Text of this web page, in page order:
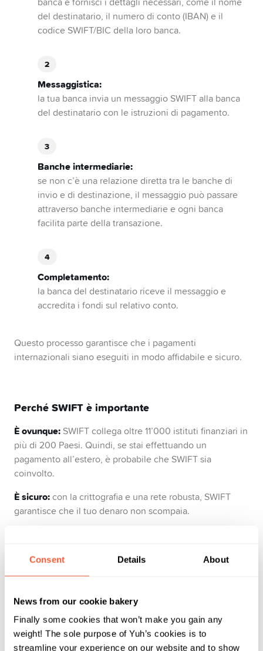
Consent Details About
News from our cookie bakery
Finally some cookies that won’t make you gain any
weight! The sole purpose of Yuh’s cookies is to
streamline your experience on our website and to show
del destinatario, il numero di conto (IBAN) e il
codice SWIFT/BIC della loro banca.
Messaggistica:
la tua banca invia un messaggio SWIFT alla banca
del destinatario con le istruzioni di pagamento.
Banche intermediarie:
se non c’è una relazione diretta tra le banche di
invio e di destinazione, il messaggio può passare
attraverso banche intermediarie e ogni banca
facilita parte della transazione.
Completamento:
la banca del destinatario riceve il messaggio e
accredita i fondi sul relativo conto.
Questo processo garantisce che i pagamenti
internazionali siano eseguiti in modo affidabile e sicuro.
Perché SWIFT è importante
È ovunque: SWIFT collega oltre 11’000 istituti finanziari in
più di 200 Paesi. Quindi, se stai effettuando un
pagamento all’estero, è probabile che SWIFT sia
coinvolto.
È sicuro:con la crittografia e una rete robusta, SWIFT
garantisce che il tuo denaro non scompaia.
ritardi, specialmente se la rete della tua banca è più lenta
di un lunedì mattina.
Comprendere i codici SWIFT